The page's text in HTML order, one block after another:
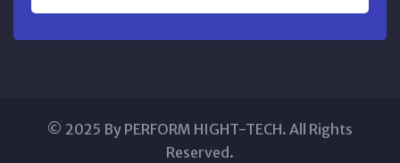
© 2025 By PERFORM HIGHT-TECH. All Rights
Reserved.